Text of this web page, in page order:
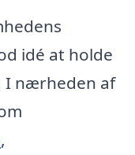
idé at holde
I nærheden af
,